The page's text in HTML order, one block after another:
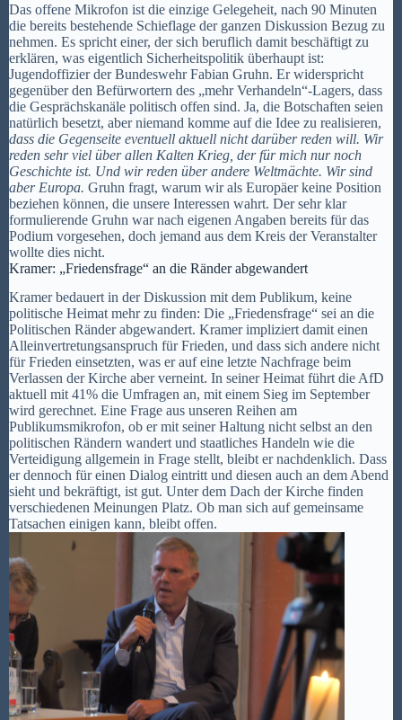
Das offene Mikrofon ist die einzige Gelegeheit, nach 90 Minuten
die bereits bestehende Schieflage der ganzen Diskussion Bezug zu
nehmen. Es spricht einer, der sich beruflich damit beschäftigt zu
erklären, was eigentlich Sicherheitspolitik überhaupt ist:
Jugendoffizier der Bundeswehr Fabian Gruhn. Er widerspricht
gegenüber den Befürwortern des „mehr Verhandeln“-Lagers, dass
die Gesprächskanäle politisch offen sind. Ja, die Botschaften seien
natürlich besetzt, aber niemand komme auf die Idee zu realisieren,
dass die Gegenseite eventuell aktuell nicht darüber reden will. Wir
reden sehr viel über allen Kalten Krieg, der für mich nur noch
Geschichte ist. Und wir reden über andere Weltmächte. Wir sind
aber Europa. Gruhn fragt, warum wir als Europäer keine Position
beziehen können, die unsere Interessen wahrt. Der sehr klar
formulierende Gruhn war nach eigenen Angaben bereits für das
Podium vorgesehen, doch jemand aus dem Kreis der Veranstalter
wollte dies nicht.
Kramer: „Friedensfrage“ an die Ränder abgewandert
Kramer bedauert in der Diskussion mit dem Publikum, keine
politische Heimat mehr zu finden: Die „Friedensfrage“ sei an die
Politischen Ränder abgewandert. Kramer impliziert damit einen
Alleinvertretungsanspruch für Frieden, und dass sich andere nicht
für Frieden einsetzten, was er auf eine letzte Nachfrage beim
Verlassen der Kirche aber verneint. In seiner Heimat führt die AfD
aktuell mit 41% die Umfragen an, mit einem Sieg im September
wird gerechnet. Eine Frage aus unseren Reihen am
Publikumsmikrofon, ob er mit seiner Haltung nicht selbst an den
politischen Rändern wandert und staatliches Handeln wie die
Verteidigung allgemein in Frage stellt, bleibt er nachdenklich. Dass
er dennoch für einen Dialog eintritt und diesen auch an dem Abend
sieht und bekräftigt, ist gut. Unter dem Dach der Kirche finden
verschiedenen Meinungen Platz. Ob man sich auf gemeinsame
Tatsachen einigen kann, bleibt offen.